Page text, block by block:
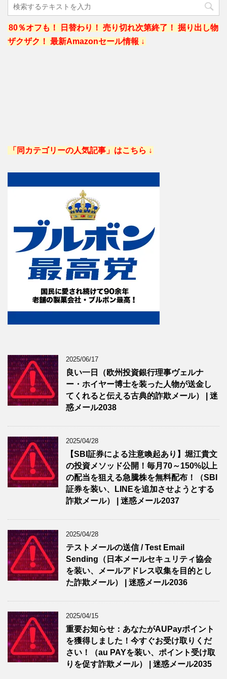
80％オフも！ 日替わり！ 売り切れ次第終了！ 掘り出し物
ザクザク！ 最新Amazonセール情報 ↓
「同カテゴリーの人気記事」はこちら ↓
2025/06/17
良い一日（欧州投資銀行理事ヴェルナ
ー・ホイヤー博士を装った人物が送金し
てくれると伝える古典的詐欺メール） | 迷
惑メール2038
2025/04/28
【SBI証券による注意喚起あり】堀江貴文
の投資メソッド公開！毎月70～150%以上
の配当を狙える急騰株を無料配布！（SBI
証券を装い、LINEを追加させようとする
詐欺メール） | 迷惑メール2037
2025/04/28
テストメールの送信 / Test Email
Sending（日本メールセキュリティ協会
を装い、メールアドレス収集を目的とし
た詐欺メール） | 迷惑メール2036
2025/04/15
重要お知らせ：あなたがAUPayポイント
を獲得しました！今すぐお受け取りくだ
さい！（au PAYを装い、ポイント受け取
りを促す詐欺メール） | 迷惑メール2035